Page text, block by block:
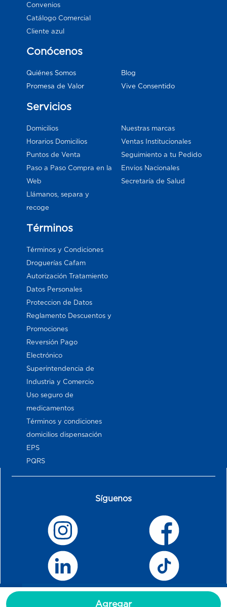
Agregar
Convenios
Catálogo Comercial
Cliente azul
Conócenos
Quiénes Somos
Promesa de Valor
Blog
Vive Consentido
Servicios
Domicilios
Horarios Domicilios
Puntos de Venta
Paso a Paso Compra en la
Web
Llámanos, separa y
recoge
Nuestras marcas
Ventas Institucionales
Seguimiento a tu Pedido
Envios Nacionales
Secretaría de Salud
Términos
Términos y Condiciones
Droguerías Cafam
Autorización Tratamiento
Datos Personales
Proteccion de Datos
Reglamento Descuentos y
Promociones
Reversión Pago
Electrónico
Superintendencia de
Industria y Comercio
Uso seguro de
medicamentos
Términos y condiciones
domicilios dispensación
EPS
PQRS
Síguenos